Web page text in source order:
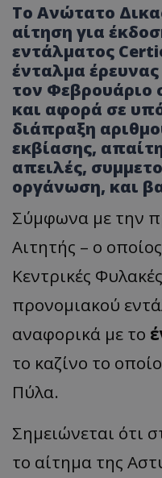
Το Ανώτατο
αίτηση για
εντάλματος
ένταλμα
τον Φεβρουάριο
και αφορά σε
διάπραξη
εκβίασης,
απειλές,
οργάνωση, και
Σύμφωνα με την
Αιτητής – ο
Κεντρικές
προνομιακού
αναφορικά με το
το καζίνο το
Πύλα.
Σημειώνεται ότι
το αίτημα της